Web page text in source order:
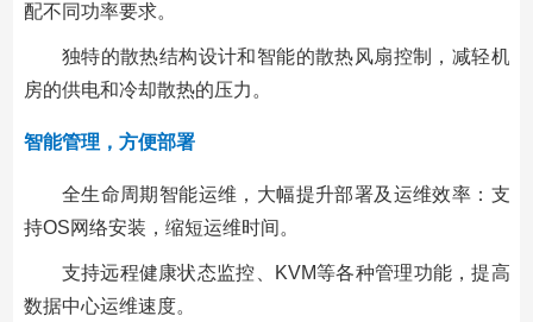
配不同功率要求。
独特的散热结构设计和智能的散热风扇控制，减轻机
房的供电和冷却散热的压力。
智能管理，方便部署
全生命周期智能运维，大幅提升部署及运维效率：支
持OS网络安装，缩短运维时间。
支持远程健康状态监控、KVM等各种管理功能，提高
数据中心运维速度。